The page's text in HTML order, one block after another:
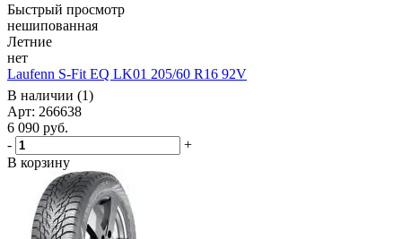
Быстрый просмотр
нешипованная
Летние
нет
Laufenn S-Fit EQ LK01 205/60 R16 92V
В наличии (1)
Арт: 266638
6 090 руб.
-
+
В корзину